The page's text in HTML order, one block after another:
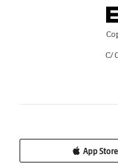
C/
App Store